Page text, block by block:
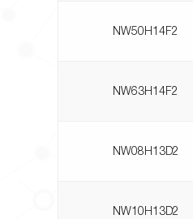
NW50H14F2
NW63H14F2
NW08H13D2
NW10H13D2